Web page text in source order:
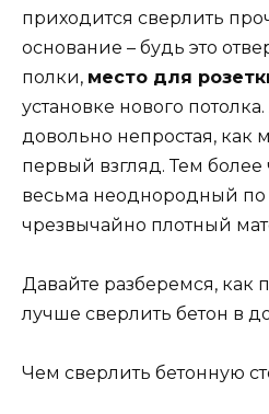
приходится сверлить
основание – будь это
полки, место для
установке нового потолка.
довольно непростая, как
первый взгляд. Тем более
весьма неоднородный по
чрезвычайно плотный
Давайте разберемся, как
лучше сверлить бетон в
Чем сверлить бетонную